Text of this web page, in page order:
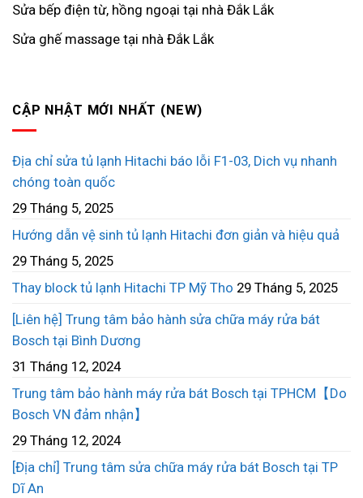
Sửa bếp điện từ, hồng ngoại tại nhà Đắk Lắk
Sửa ghế massage tại nhà Đắk Lắk
CẬP NHẬT MỚI NHẤT (NEW)
Địa chỉ sửa tủ lạnh Hitachi báo lỗi F1-03, Dich vụ nhanh
chóng toàn quốc
29 Tháng 5, 2025
Hướng dẫn vệ sinh tủ lạnh Hitachi đơn giản và hiệu quả
29 Tháng 5, 2025
Thay block tủ lạnh Hitachi TP Mỹ Tho 29 Tháng 5, 2025
[Liên hệ] Trung tâm bảo hành sửa chữa máy rửa bát
Bosch tại Bình Dương
31 Tháng 12, 2024
Trung tâm bảo hành máy rửa bát Bosch tại TPHCM【Do
Bosch VN đảm nhận】
29 Tháng 12, 2024
[Địa chỉ] Trung tâm sửa chữa máy rửa bát Bosch tại TP
Dĩ An